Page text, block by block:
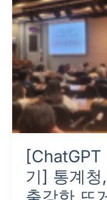
[ChatGPT
기] 통계청
후
기]
계
청,
대
전
센
터
에